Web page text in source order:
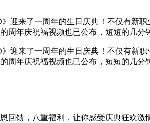
迎来了一周年的生日庆典！不仅有新
周年庆祝福视频也已公布，短短的几
迎来了一周年的生日庆典！不仅有新
周年庆祝福视频也已公布，短短的几
回馈，八重福利，让你感受庆典狂欢